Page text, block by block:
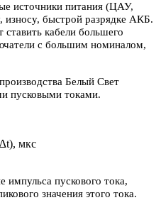
источники питания (ЦАУ,
износу, быстрой разрядке АКБ.
кабели большего
с большим номиналом,
Белый Свет
пусковыми токами.
мкс
пускового тока,
значения этого тока.